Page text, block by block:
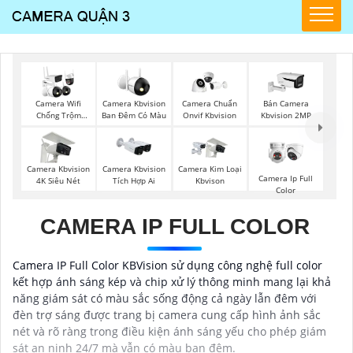
Camera Wifi
Chống Trộm
Camera Kbvision
Ban Đêm Có Màu
Camera Chuẩn
Onvif Kbvision
Bán Camera
Kbvision 2MP
Camera Kbvision
4K Siêu Nét
Camera Kbvision
Tích Hợp Ai
Camera Kim Loại
Kbvison
Camera Ip Full
Color
CAMERA IP FULL COLOR
Camera IP Full Color KBVision sử dụng công nghệ full color
kết hợp ánh sáng kép và chip xử lý thông minh mang lại khả
năng giám sát có màu sắc sống động cả ngày lẫn đêm với
đèn trợ sáng được trang bị camera cung cấp hình ảnh sắc
nét và rõ ràng trong điều kiện ánh sáng yếu cho phép giám
sát an ninh 24/7 mà vẫn có màu ban đêm.